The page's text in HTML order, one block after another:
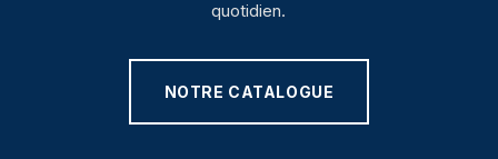
quotidien.
NOTRE CATALOGUE